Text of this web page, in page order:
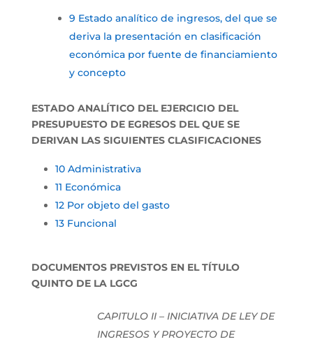
9 Estado analítico de ingresos, del que se
deriva la presentación en clasificación
económica por fuente de financiamiento
y concepto
ESTADO ANALÍTICO DEL EJERCICIO DEL
PRESUPUESTO DE EGRESOS DEL QUE SE
DERIVAN LAS SIGUIENTES CLASIFICACIONES
10 Administrativa
11 Económica
12 Por objeto del gasto
13 Funcional
DOCUMENTOS PREVISTOS EN EL TÍTULO
QUINTO DE LA LGCG
CAPITULO II – INICIATIVA DE LEY DE
INGRESOS Y PROYECTO DE